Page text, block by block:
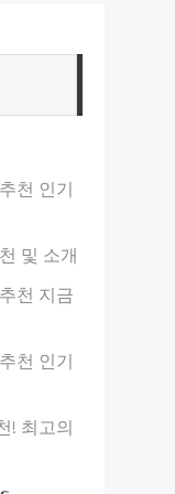
천 인기
및 소개
천 지금
천 인기
! 최고의